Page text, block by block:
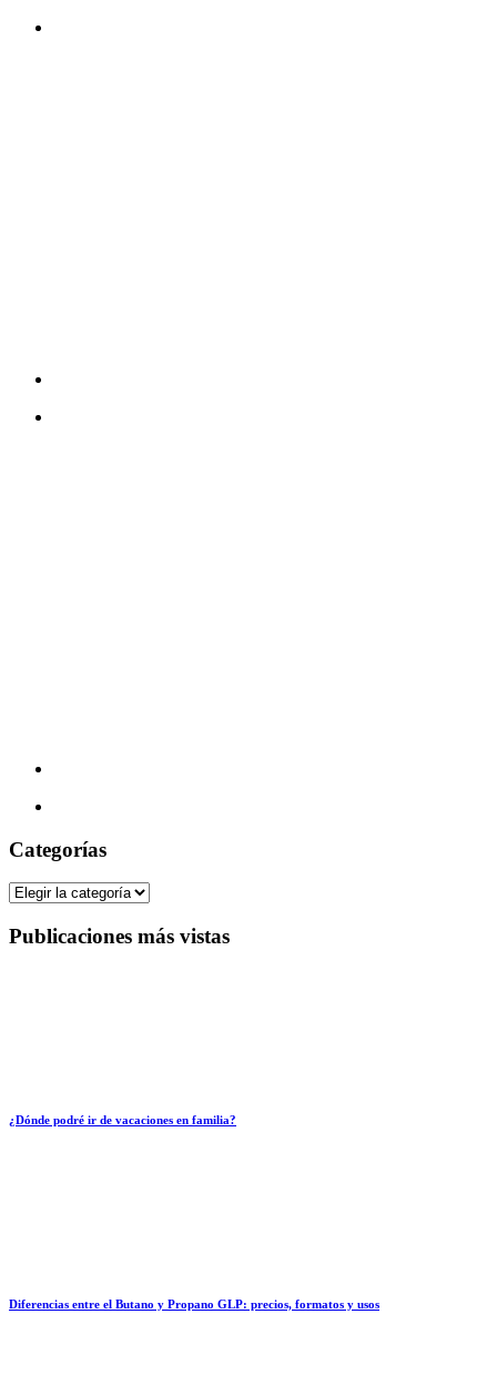
Categorías
Categorías
Publicaciones más vistas
¿Dónde podré ir de vacaciones en familia?
Diferencias entre el Butano y Propano GLP: precios, formatos y usos